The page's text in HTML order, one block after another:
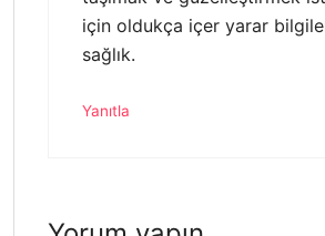
için oldukça içer yarar
sağlık.
Yanıtla